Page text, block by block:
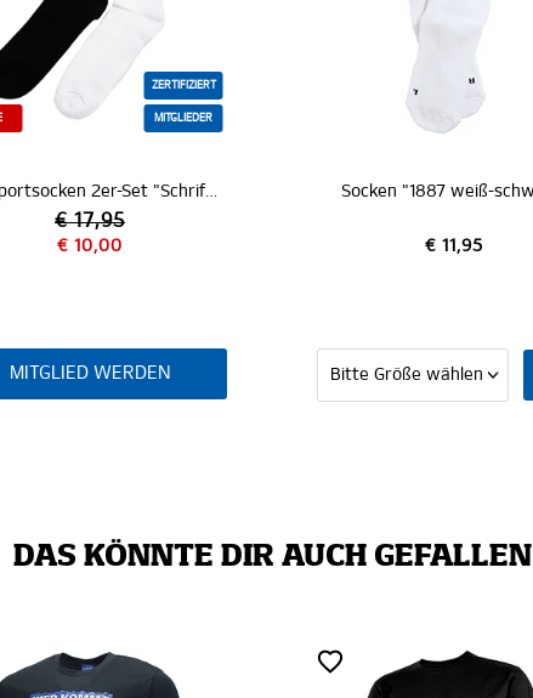
SC Sportsocken 2er-Set "Schriftzug" Socken "1887 weiß-schwarz"
DAS KÖNNTE DIR AUCH GEFALLEN